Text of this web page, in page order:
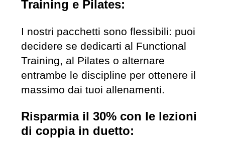
Training e Pilates:
I nostri pacchetti sono flessibili: puoi
decidere se dedicarti al Functional
Training, al Pilates o alternare
entrambe le discipline per ottenere il
massimo dai tuoi allenamenti.
Risparmia il 30% con le lezioni
di coppia in duetto: